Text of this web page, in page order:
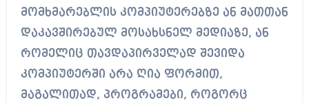
მომხმარებლის კომპიუტერებზე ან მათთან
დაკავშირებულ მოსახსნელ მედიაზე, ან
რომელიც თავდაპირველად შევიდა
კომპიუტერში არა ღია ფორმით,
მაგალითად, პროგრამები, როგორც